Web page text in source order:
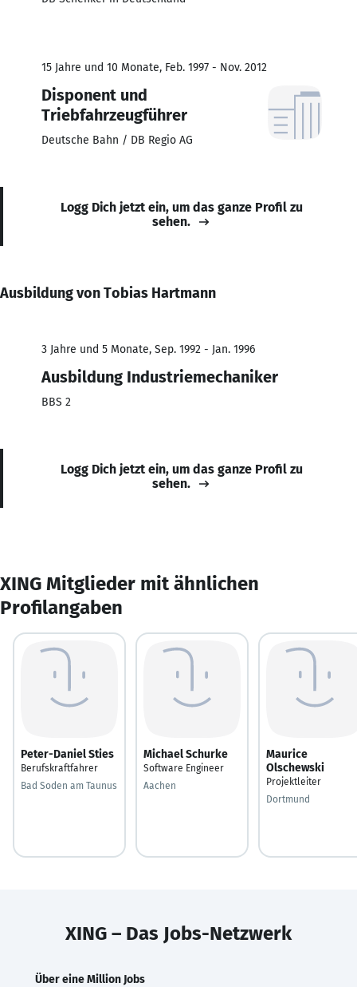
15 Jahre und 10 Monate, Feb. 1997 - Nov. 2012
Disponent und
Triebfahrzeugführer
Deutsche Bahn / DB Regio AG
Logg Dich jetzt ein, um das ganze Profil zu
sehen.
Ausbildung von Tobias Hartmann
3 Jahre und 5 Monate, Sep. 1992 - Jan. 1996
Ausbildung Industriemechaniker
BBS 2
Logg Dich jetzt ein, um das ganze Profil zu
sehen.
XING Mitglieder mit ähnlichen
Profilangaben
Peter-Daniel Sties
Berufskraftfahrer
Bad Soden am Taunus
Michael Schurke
Software Engineer
Aachen
Maurice
Olschewski
Projektleiter
Dortmund
XING – Das Jobs-Netzwerk
Über eine Million Jobs